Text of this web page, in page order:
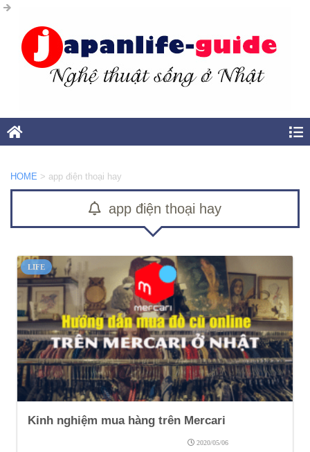
HOME > app điện thoại hay
app điện thoại hay
LIFE
Kinh nghiệm mua hàng trên Mercari
2020/05/06